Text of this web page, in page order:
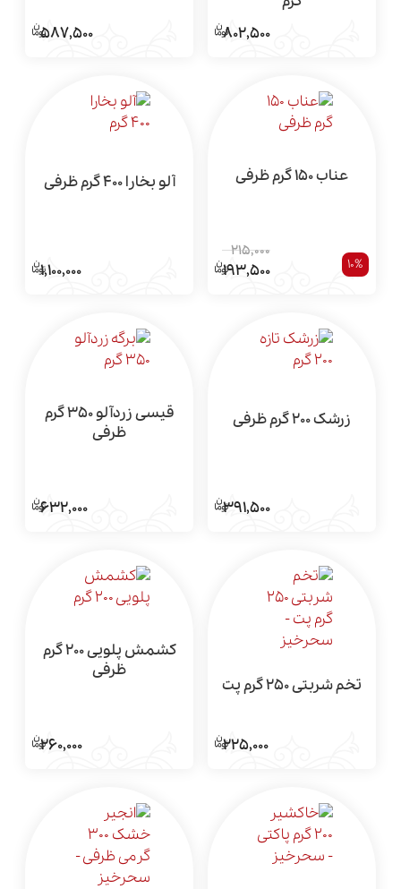
802,500
587,500
عناب 150 گرم ظرفی
10%
215,000
193,500
آلو بخارا 400 گرم ظرفی
1,100,000
زرشک 200 گرم ظرفی
391,500
قیسی زردآلو 350 گرم
ظرفی
632,000
تخم شربتی 250 گرم پت
225,000
کشمش پلویی 200 گرم
ظرفی
260,000